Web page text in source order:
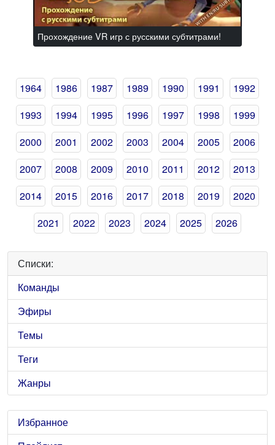
Прохождение VR игр с русскими субтитрами!
1964 1986 1987 1989 1990 1991
1992
1993
1994 1995 1996 1997 1998
1999
2000
2001 2002 2003 2004 2005
2006
2007
2008 2009 2010 2011 2012
2013
2014
2015 2016 2017 2018 2019
2020
2021
2022 2023 2024 2025 2026
Списки:
Команды
Эфиры
Темы
Теги
Жанры
Избранное